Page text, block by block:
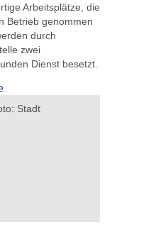
Arbeitsplätze, die
Betrieb genommen
durch
zwei
Dienst besetzt.
Stadt